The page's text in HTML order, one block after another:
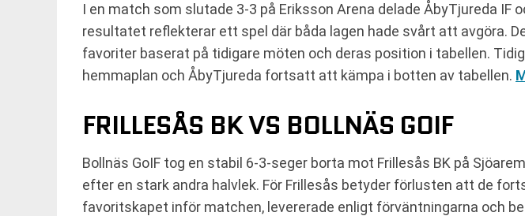
I en match som slutade 3-3 på Eriksson Arena delade ÅbyTjureda
resultatet reflekterar ett spel där båda lagen hade svårt att avgöra.
favoriter baserat på tidigare möten och deras position i tabellen.
hemmaplan och ÅbyTjureda fortsatt att kämpa i botten av tabellen.
FRILLESÅS BK VS BOLLNÄS GOIF
Bollnäs GoIF tog en stabil 6-3-seger borta mot Frillesås BK på
efter en stark andra halvlek. För Frillesås betyder förlusten att de
favoritskapet inför matchen, levererade enligt förväntningarna och